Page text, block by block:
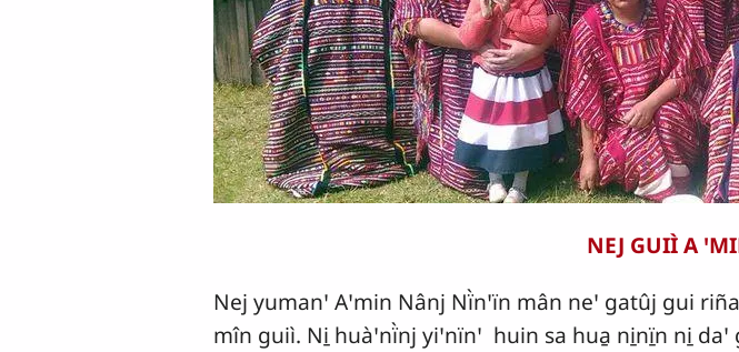
NEJ GUIÌ A
Nej yumanꞌ Aꞌmin Nânj Nï̀nꞌïn mân neꞌ gatûj gui
mîn guiì. Ni̱ huàꞌnï̀nj yiꞌnïnꞌ huin sa hua̱ ni̱nï̱n ni̱